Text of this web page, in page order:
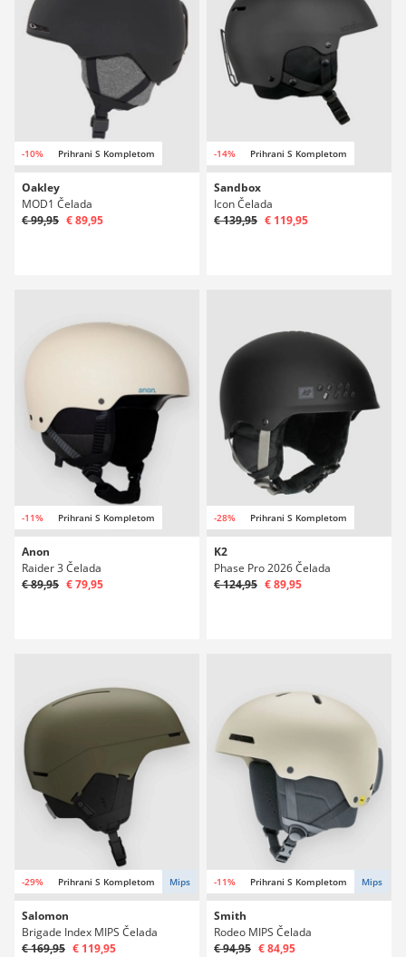
-10% Prihrani S Kompletom
Oakley
MOD1 Čelada
€ 99,95 € 89,95
-14% Prihrani S Kompletom
Sandbox
Icon Čelada
€ 139,95 € 119,95
-11% Prihrani S Kompletom
Anon
Raider 3 Čelada
€ 89,95 € 79,95
-28% Prihrani S Kompletom
K2
Phase Pro 2026 Čelada
€ 124,95 € 89,95
-29% Prihrani S Kompletom Mips
Salomon
Brigade Index MIPS Čelada
€ 169,95 € 119,95
-11% Prihrani S Kompletom Mips
Smith
Rodeo MIPS Čelada
€ 94,95 € 84,95